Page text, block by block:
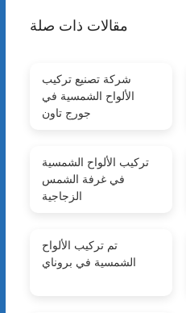
مقالات ذات صلة
شركة تصنيع تركيب
الألواح الشمسية في
جورج تاون
تركيب الألواح الشمسية
في غرفة الشمس
الزجاجية
تم تركيب الألواح
الشمسية في بروناي